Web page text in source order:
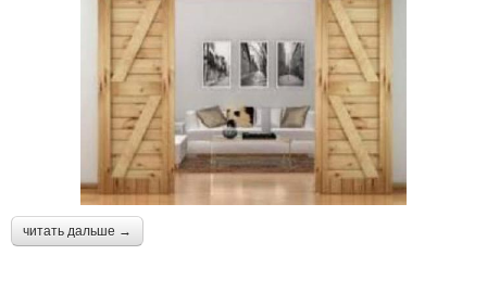
читать дальше →